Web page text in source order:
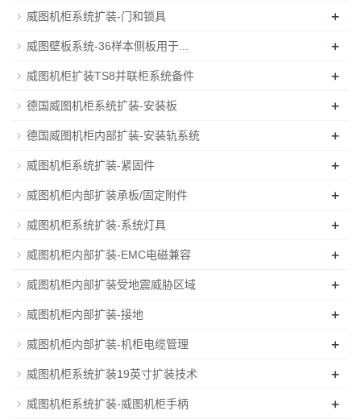
威图机柜系统扩装-门和锁具 +
威图壁板系统-36样本侧板用于... +
威图机柜扩装TS8并联柜系统备件 +
德国威图机柜系统扩装-安装板 +
德国威图机柜内部扩装-安装轨系统 +
威图机柜系统扩装-紧固件 +
威图机柜内部扩装承板/固定附件 +
威图机柜系统扩装-系统灯具 +
威图机柜内部扩装-EMC电磁兼容 +
威图机柜内部扩装受地震威胁区域 +
威图机柜内部扩装-接地 +
威图机柜内部扩装-机柜电缆管理 +
威图机柜系统扩装19英寸扩装技术 +
威图机柜系统扩装-威图机柜手柄 +